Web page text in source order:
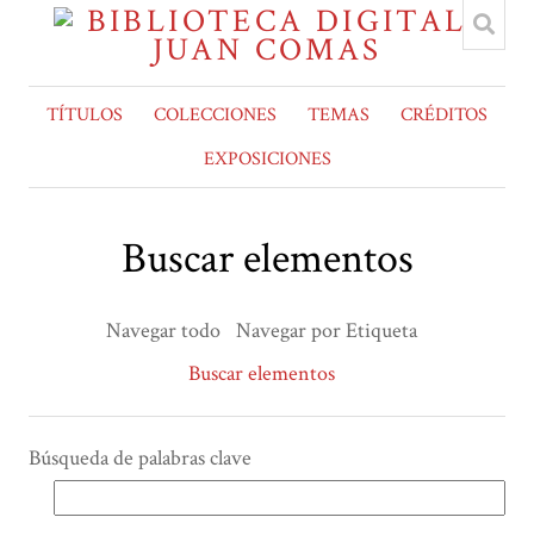
TÍTULOS COLECCIONES TEMAS
CRÉDITOS
EXPOSICIONES
Buscar elementos
Navegar todo Navegar por Etiqueta
Buscar elementos
Búsqueda de palabras clave